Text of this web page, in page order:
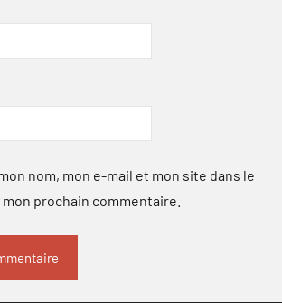
nom, mon e-mail et mon site dans le
prochain commentaire.